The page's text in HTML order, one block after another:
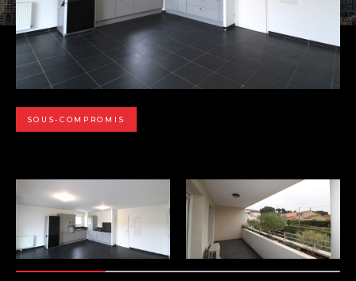
SOUS-COMPROMIS